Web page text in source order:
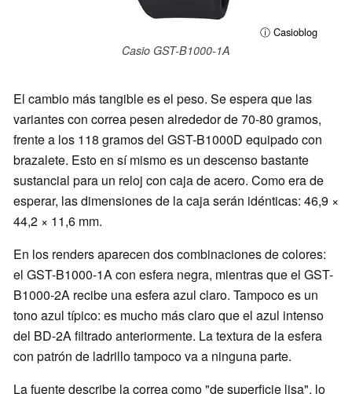
ⓘ Casioblog
Casio GST-B1000-1A
El cambio más tangible es el peso. Se espera que las
variantes con correa pesen alrededor de 70-80 gramos,
frente a los 118 gramos del GST-B1000D equipado con
brazalete. Esto en sí mismo es un descenso bastante
sustancial para un reloj con caja de acero. Como era de
esperar, las dimensiones de la caja serán idénticas: 46,9 ×
44,2 × 11,6 mm.
En los renders aparecen dos combinaciones de colores:
el GST-B1000-1A con esfera negra, mientras que el GST-
B1000-2A recibe una esfera azul claro. Tampoco es un
tono azul típico: es mucho más claro que el azul intenso
del BD-2A filtrado anteriormente. La textura de la esfera
con patrón de ladrillo tampoco va a ninguna parte.
La fuente describe la correa como "de superficie lisa", lo